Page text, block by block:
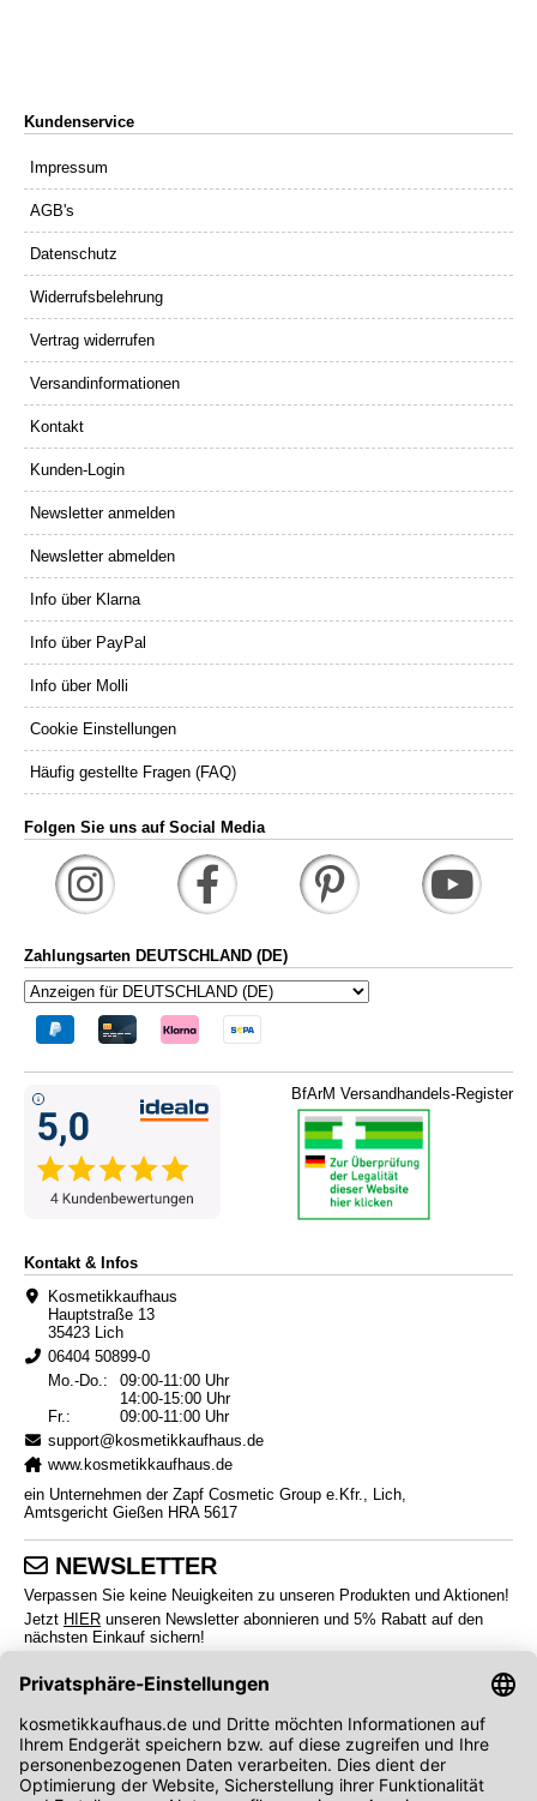
Kundenservice
Impressum
AGB's
Datenschutz
Widerrufsbelehrung
Vertrag widerrufen
Versandinformationen
Kontakt
Kunden-Login
Newsletter anmelden
Newsletter abmelden
Info über Klarna
Info über PayPal
Info über Molli
Cookie Einstellungen
Häufig gestellte Fragen (FAQ)
Folgen Sie uns auf Social Media
Zahlungsarten DEUTSCHLAND (DE)
BfArM Versandhandels-Register
Kontakt & Infos
Kosmetikkaufhaus
Hauptstraße 13
35423 Lich
06404 50899-0
Mo.-Do.:
09:00-11:00 Uhr
14:00-15:00 Uhr
Fr.:
09:00-11:00 Uhr
support@kosmetikkaufhaus.de
www.kosmetikkaufhaus.de
ein Unternehmen der Zapf Cosmetic Group e.Kfr., Lich,
Amtsgericht Gießen HRA 5617
NEWSLETTER
Verpassen Sie keine Neuigkeiten zu unseren Produkten und Aktionen!
Jetzt HIER unseren Newsletter abonnieren und 5% Rabatt auf den
nächsten Einkauf sichern!